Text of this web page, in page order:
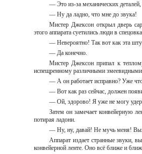
— Это из-за механических
— Ну да ладно, что мне до звука!
Мистер Джексон открыл дверь
этого аппарата суетились люди в
— Невероятно! Так вот как эта
— Да конечно.
Мистер Джексон припал к
испещренному различными
— А он работает исправно? Уже
— Вот как раз сейчас, должен
— Ой, здорово! Я уже не могу
Затем он замечает конвейерную
потирая ладони.
— Ну, ну, давай! Не мучь меня!
Аппарат издает странные звуки,
конвейерной ленте. Оно всё ближе и